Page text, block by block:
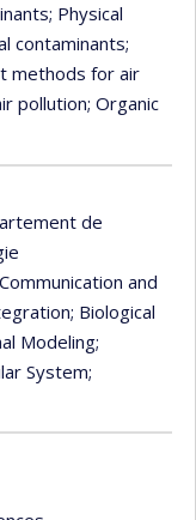
; Physical
contaminants;
methods for air
pollution; Organic
de
and
; Biological
Modeling;
System;